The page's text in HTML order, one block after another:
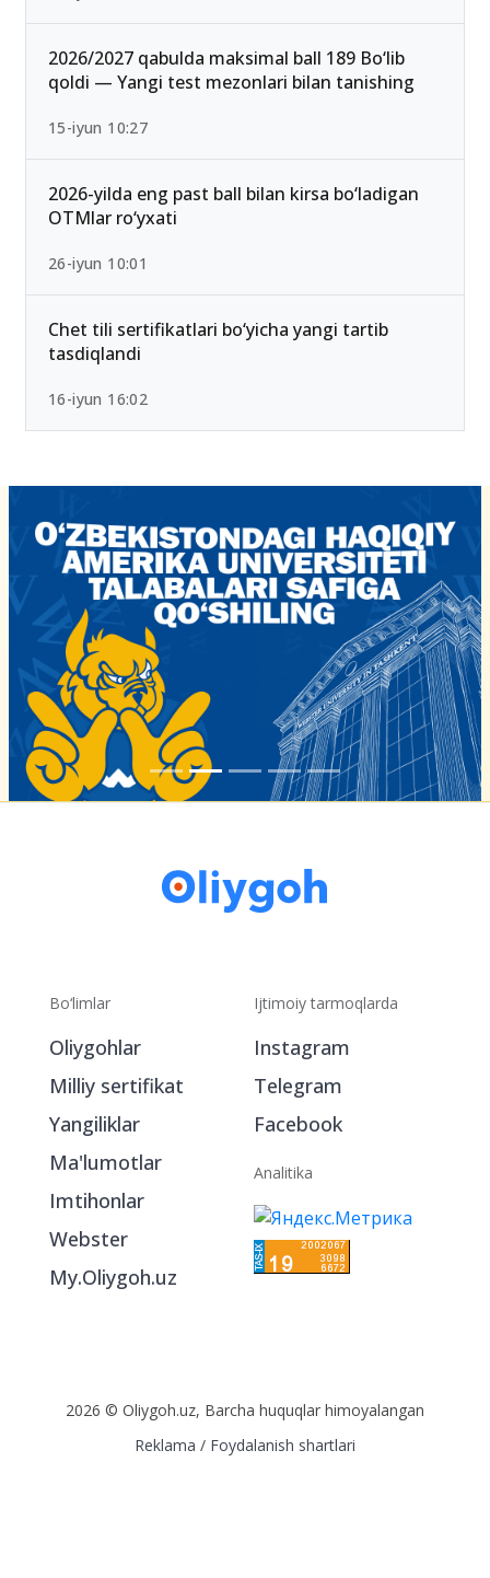
2026/2027 qabulda maksimal ball 189 Bo‘lib
qoldi — Yangi test mezonlari bilan tanishing
15-iyun 10:27
2026-yilda eng past ball bilan kirsa bo‘ladigan
OTMlar ro‘yxati
26-iyun 10:01
Chet tili sertifikatlari bo‘yicha yangi tartib
tasdiqlandi
16-iyun 16:02
Bo‘limlar
Oliygohlar
Milliy sertifikat
Yangiliklar
Ma'lumotlar
Imtihonlar
Webster
My.Oliygoh.uz
Ijtimoiy tarmoqlarda
Instagram
Telegram
Facebook
Analitika
2026 © Oliygoh.uz, Barcha huquqlar himoyalangan
Reklama / Foydalanish shartlari